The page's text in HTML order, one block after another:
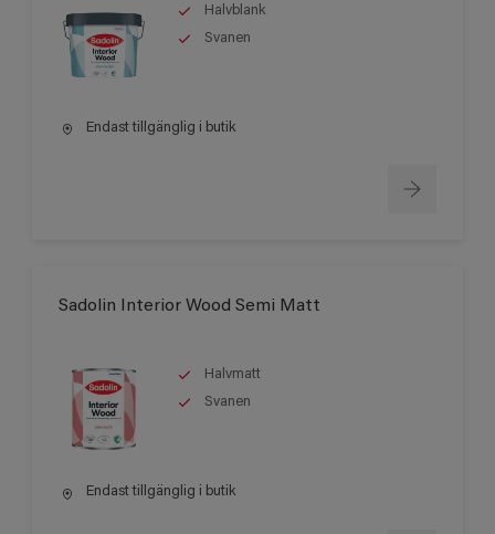
Halvblank
Svanen
Endast tillgänglig i butik
Sadolin Interior Wood Semi Matt
Halvmatt
Svanen
Endast tillgänglig i butik